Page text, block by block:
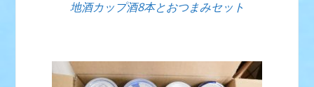
地酒カップ酒8本とおつまみセット